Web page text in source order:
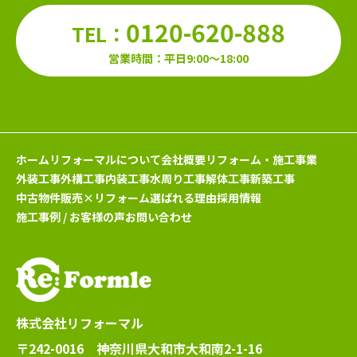
TEL： 0120-620-888
営業時間：平日9:00～18:00
ホーム リフォーマルについて会社概要リフォーム・施工事業
外装工事外構工事内装工事水周り工事解体工事新築工事
中古物件販売×リフォーム選ばれる理由採用情報
施工事例 / お客様の声お問い合わせ
株式会社リフォーマル
〒242-0016 神奈川県大和市大和南2-1-16